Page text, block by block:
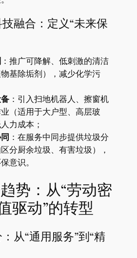
融合：定义“未来保
​：推广可降解、低刺激的清洁
基除垢剂），减少化学污
​：引入扫地机器人、擦窗机
（适用于大户型、高层玻
力成本；
​：在服务中同步提供垃圾分
分厨余垃圾、有害垃圾），
意识。
势：从“劳动密
驱动”的转型
从“通用服务”到“精